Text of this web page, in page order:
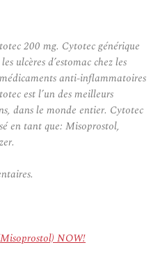
200 mg. Cytotec générique
ulcères d’estomac chez les
anti-inflammatoires
est l’un des meilleurs
dans le monde entier. Cytotec
en tant que: Misoprostol,
NOW!